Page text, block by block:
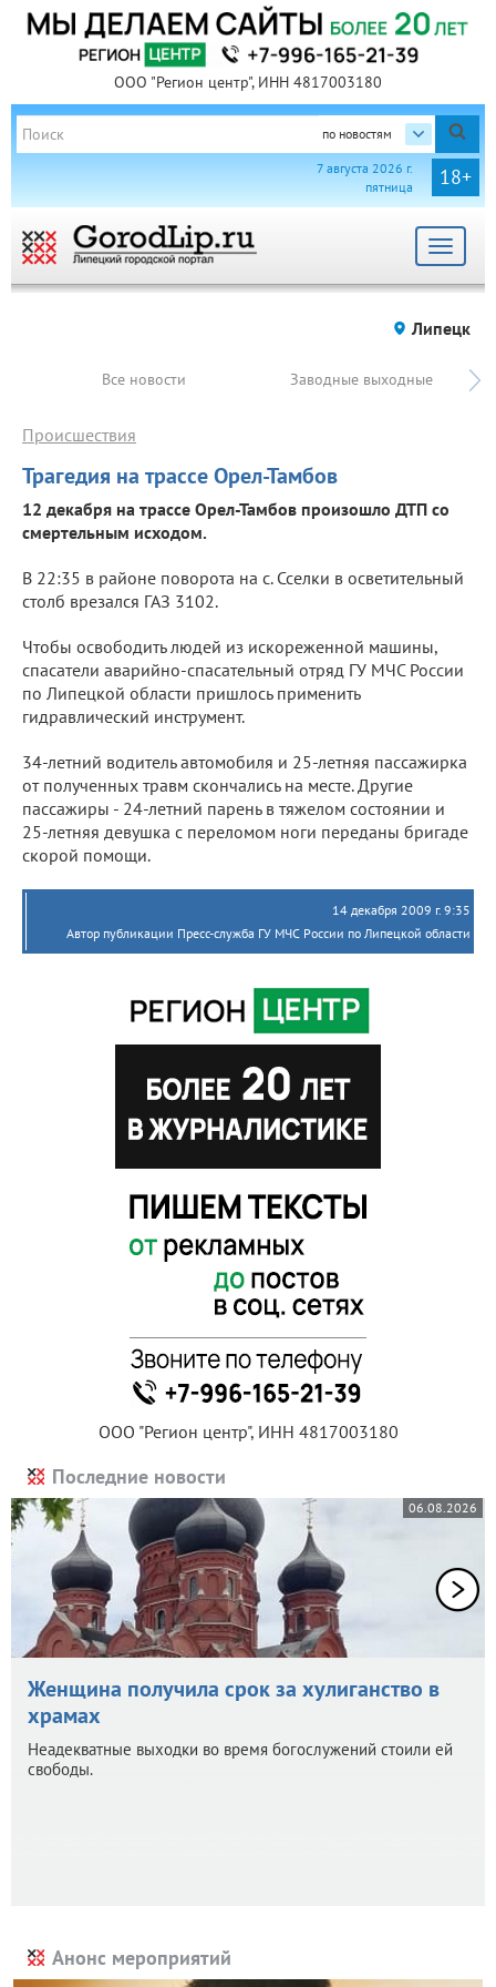
ООО "Регион центр", ИНН 4817003180
по новостям
18+
7 августа 2026 г.
пятница
Toggle
Липецк
Все новости Заводные выходные
Трагедия на трассе Орел-Тамбов
Происшествия
12 декабря на трассе Орел-Тамбов произошло ДТП со
смертельным исходом.
В 22:35 в районе поворота на с. Сселки в осветительный
столб врезался ГАЗ 3102.
Чтобы освободить людей из искореженной машины,
спасатели аварийно-спасательный отряд ГУ МЧС России
по Липецкой области пришлось применить
гидравлический инструмент.
34-летний водитель автомобиля и 25-летняя пассажирка
от полученных травм скончались на месте. Другие
пассажиры - 24-летний парень в тяжелом состоянии и
25-летняя девушка с переломом ноги переданы бригаде
скорой помощи.
14 декабря 2009 г. 9:35
Автор публикации Пресс-служба ГУ МЧС России по Липецкой области
ООО "Регион центр", ИНН 4817003180
Последние новости
06.08.2026
Женщина получила срок за хулиганство в
храмах
Неадекватные выходки во время богослужений стоили ей
свободы.
Анонс мероприятий